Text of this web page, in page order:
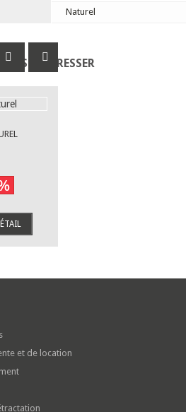
Naturel
INTÉRESSER
et de location